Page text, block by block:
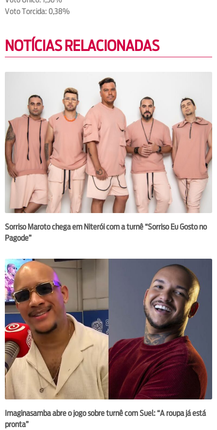
Voto Torcida: 0,38%
NOTÍCIAS RELACIONADAS
Sorriso Maroto chega em Niterói com a turnê “Sorriso Eu Gosto no
Pagode”
Imaginasamba abre o jogo sobre turnê com Suel: “A roupa já está
pronta”